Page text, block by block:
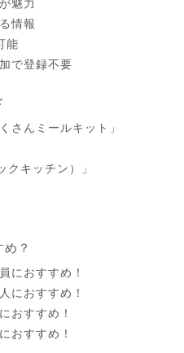
魅力
情報
能
で登録不要
さんミールキット」
キッチン）」
？
におすすめ！
におすすめ！
おすすめ！
おすすめ！